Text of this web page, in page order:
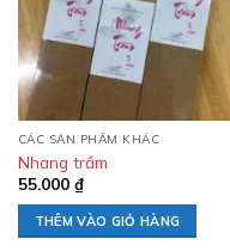
CÁC SẢN PHẨM KHÁC
Nhang trầm
55.000 ₫
THÊM VÀO GIỎ HÀNG